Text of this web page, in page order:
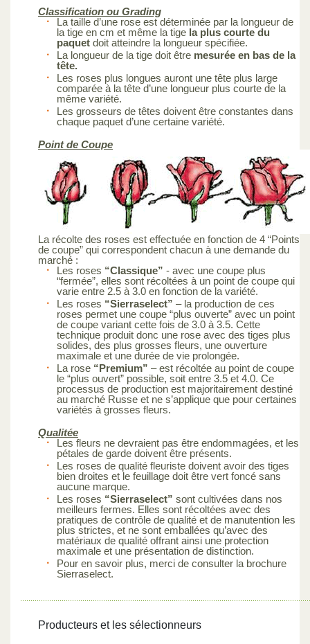
Classification ou Grading
La taille d’une rose est déterminée par la longueur de
la tige en cm et même la tige la plus courte du
paquet doit atteindre la longueur spécifiée.
La longueur de la tige doit être mesurée en bas de la
tête.
Les roses plus longues auront une tête plus large
comparée à la tête d’une longueur plus courte de la
même variété.
Les grosseurs de têtes doivent être constantes dans
chaque paquet d’une certaine variété.
Point de Coupe
La récolte des roses est effectuée en fonction de 4 “Points
de coupe” qui correspondent chacun à une demande du
marché :
Les roses “Classique” - avec une coupe plus
“fermée”, elles sont récoltées à un point de coupe qui
varie entre 2.5 à 3.0 en fonction de la variété.
Les roses “Sierraselect” – la production de ces
roses permet une coupe “plus ouverte” avec un point
de coupe variant cette fois de 3.0 à 3.5. Cette
technique produit donc une rose avec des tiges plus
solides, des plus grosses fleurs, une ouverture
maximale et une durée de vie prolongée.
La rose “Premium” – est récoltée au point de coupe
le “plus ouvert” possible, soit entre 3.5 et 4.0. Ce
processus de production est majoritairement destiné
au marché Russe et ne s’applique que pour certaines
variétés à grosses fleurs.
Qualitée
Les fleurs ne devraient pas être endommagées, et les
pétales de garde doivent être présents.
Les roses de qualité fleuriste doivent avoir des tiges
bien droites et le feuillage doit être vert foncé sans
aucune marque.
Les roses “Sierraselect” sont cultivées dans nos
meilleurs fermes. Elles sont récoltées avec des
pratiques de contrôle de qualité et de manutention les
plus strictes, et ne sont emballées qu’avec des
matériaux de qualité offrant ainsi une protection
maximale et une présentation de distinction.
Pour en savoir plus, merci de consulter la brochure
Sierraselect.
Producteurs et les sélectionneurs